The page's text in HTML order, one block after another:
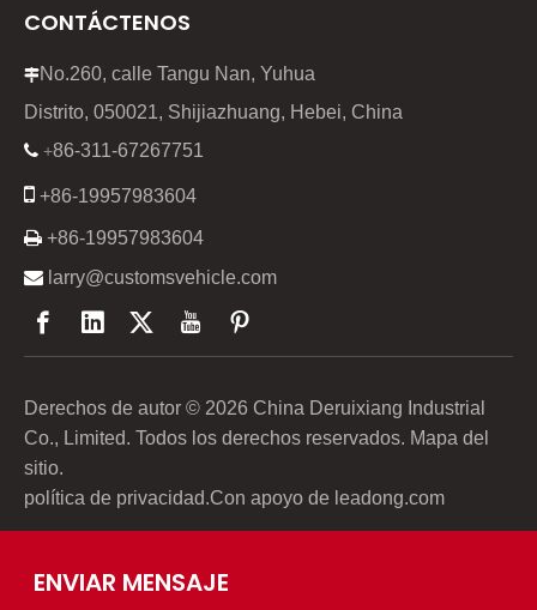
CONTÁCTENOS
No.260, calle Tangu Nan, Yuhua
Distrito, 050021, Shijiazhuang, Hebei, China
 +86-311-67267751
 +86-19957983604
 +86-19957983604
 larry@customsvehicle.com
Derechos de autor © 2026 China Deruixiang Industrial
Co., Limited. Todos los derechos reservados. Mapa del
sitio.
política de privacidad.Con apoyo de leadong.com
ENVIAR MENSAJE